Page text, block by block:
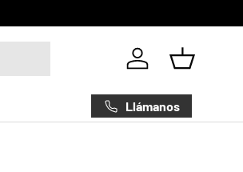
Iniciar sesión
Cesta
Llámanos